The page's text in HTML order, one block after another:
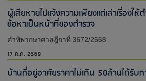
ผู้เสียหายไปแจ้งความเพียงแต่เล่าเรื่องใ
ข้อหาเป็นหน้าที่ของตำรวจ
คำพิพากษาศาลฎีกาที่ 3672/2568
17 ก.ค. 2569
บ้านที่อยู่อาศัยราคาไม่เกิน 50ล้านได้รับ